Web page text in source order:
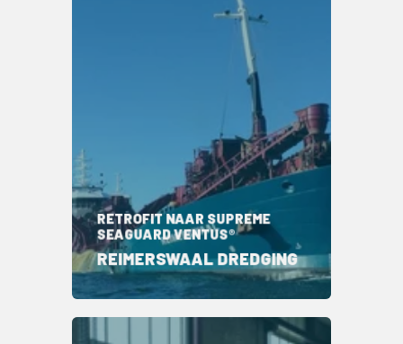
RETROFIT NAAR SUPREME
SEAGUARD VENTUS®
REIMERSWAAL DREDGING